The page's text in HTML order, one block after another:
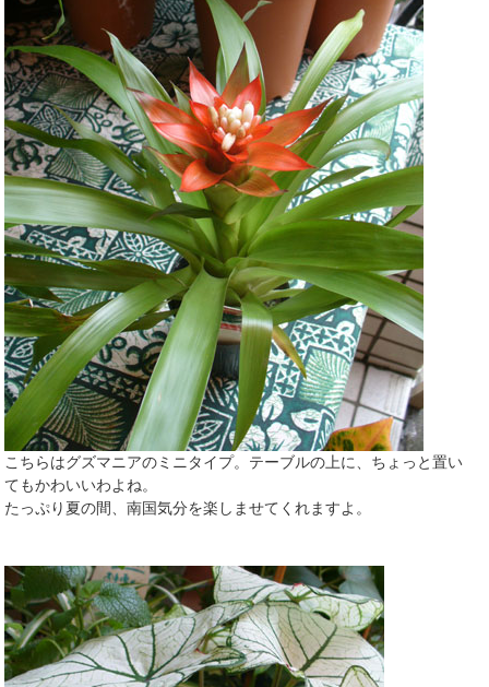
こちらはグズマニアのミニタイプ。テーブルの上に、ちょっと置い
てもかわいいわよね。
たっぷり夏の間、南国気分を楽しませてくれますよ。